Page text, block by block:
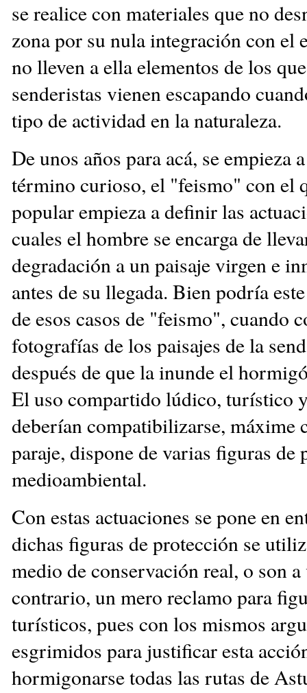
se realice con materiales que no
zona por su nula integración con el
no lleven a ella elementos de los
senderistas vienen escapando
tipo de actividad en la naturaleza.
De unos años para acá, se empieza
término curioso, el "feismo" con el
popular empieza a definir las
cuales el hombre se encarga de
degradación a un paisaje virgen e
antes de su llegada. Bien podría
de esos casos de "feismo", cuando
fotografías de los paisajes de la
después de que la inunde el
El uso compartido lúdico, turístico
deberían compatibilizarse, máxime
paraje, dispone de varias figuras de
medioambiental.
Con estas actuaciones se pone en
dichas figuras de protección se
medio de conservación real, o son
contrario, un mero reclamo para
turísticos, pues con los mismos
esgrimidos para justificar esta
hormigonarse todas las rutas de